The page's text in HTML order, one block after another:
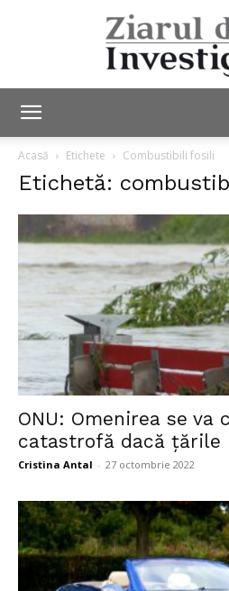
Acasă Etichete Combustibili fosili
Etichetă:
ONU: Omenirea se va
catastrofă dacă țările
Cristina Antal - 27 octombrie 2022